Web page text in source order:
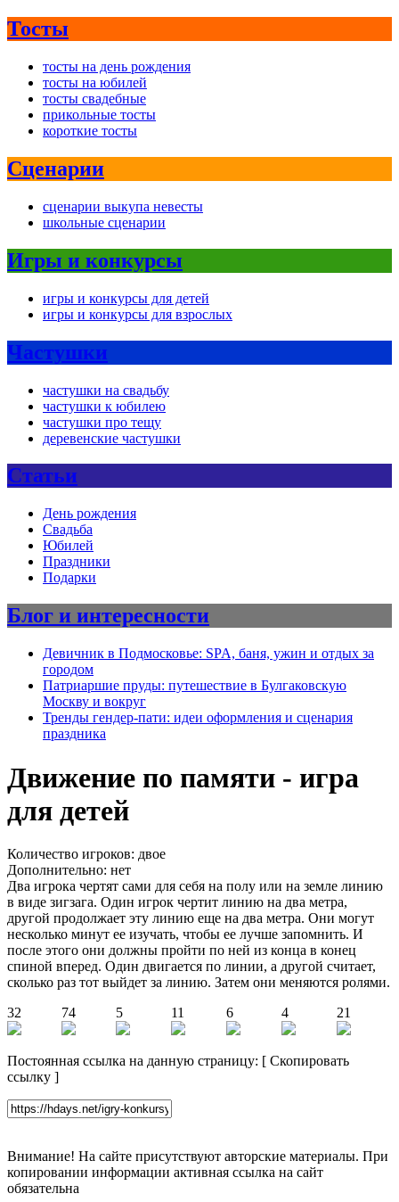
Тосты
тосты на день рождения
тосты на юбилей
тосты свадебные
прикольные тосты
короткие тосты
Сценарии
сценарии выкупа невесты
школьные сценарии
Игры и конкурсы
игры и конкурсы для детей
игры и конкурсы для взрослых
Частушки
частушки на свадьбу
частушки к юбилею
частушки про тещу
деревенские частушки
Статьи
День рождения
Свадьба
Юбилей
Праздники
Подарки
Блог и интересности
Девичник в Подмосковье: SPA, баня, ужин и отдых за
городом
Патриаршие пруды: путешествие в Булгаковскую
Москву и вокруг
Тренды гендер-пати: идеи оформления и сценария
праздника
Движение по памяти - игра
для детей
Количество игроков: двое
Дополнительно: нет
Два игрока чертят сами для себя на полу или на земле линию
в виде зигзага. Один игрок чертит линию на два метра,
другой продолжает эту линию еще на два метра. Они могут
несколько минут ее изучать, чтобы ее лучше запомнить. И
после этого они должны пройти по ней из конца в конец
спиной вперед. Один двигается по линии, а другой считает,
сколько раз тот выйдет за линию. Затем они меняются ролями.
32
74 5 11 6 4 21
Постоянная ссылка на данную страницу: [ Скопировать
ссылку ]
Внимание! На сайте присутствуют авторские материалы. При
копировании информации активная ссылка на сайт
обязательна